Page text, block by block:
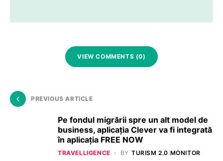
VIEW COMMENTS (0)
PREVIOUS ARTICLE
Pe fondul migrării spre un alt model de
business, aplicația Clever va fi integrată
în aplicația FREE NOW
TRAVELLIGENCE BY TURISM 2.0 MONITOR